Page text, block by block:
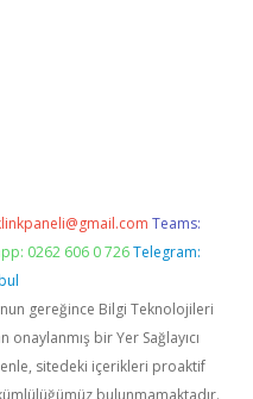
Teams:
0262 606 0 726 Telegram:
gereğince Bilgi Teknolojileri
bir Yer Sağlayıcı
sitedeki içerikleri proaktif
bulunmamaktadır.